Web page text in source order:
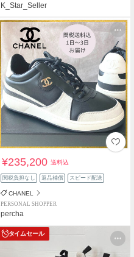
K_Star_Seller
¥235,200送料込
関税負担なし 返品補償 スピード配送
CHANEL
PERSONAL SHOPPER
percha
タイムセール